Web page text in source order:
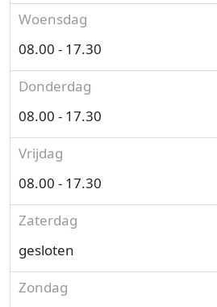
Woensdag
08.00 - 17.30
Donderdag
08.00 - 17.30
Vrijdag
08.00 - 17.30
Zaterdag
gesloten
Zondag